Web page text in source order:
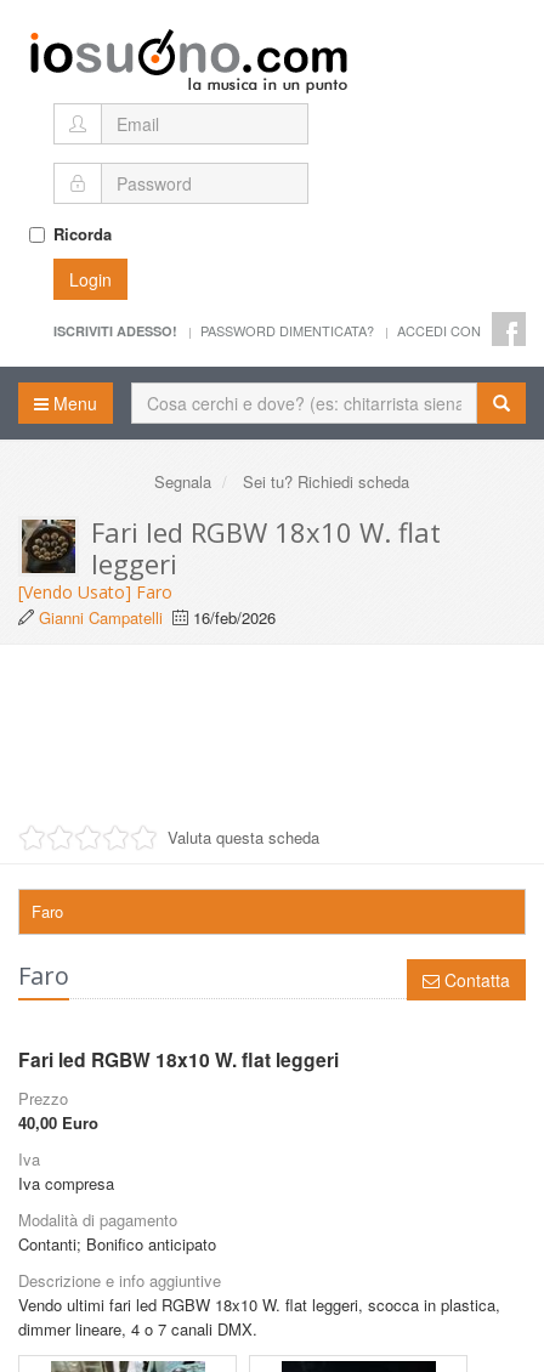
Ricorda
Login
ISCRIVITI ADESSO! PASSWORD DIMENTICATA? ACCEDI CON
Menu
Segnala Sei tu? Richiedi scheda
Fari led RGBW 18x10 W. flat
leggeri
[Vendo Usato] Faro
Gianni Campatelli
16/feb/2026
Valuta questa scheda
Faro
Contatta
Faro
Fari led RGBW 18x10 W. flat leggeri
Prezzo
40,00 Euro
Iva
Iva compresa
Modalità di pagamento
Contanti; Bonifico anticipato
Descrizione e info aggiuntive
Vendo ultimi fari led RGBW 18x10 W. flat leggeri, scocca in plastica,
dimmer lineare, 4 o 7 canali DMX.